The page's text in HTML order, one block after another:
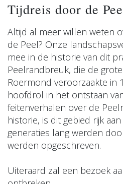
Tijdreis door de
Altijd al meer willen weten
de Peel? Onze
mee in de historie van dit
Peelrandbreuk, die de
Roermond veroorzaakte in
hoofdrol in het ontstaan
feitenverhalen over de
historie, is dit gebied rijk
generaties lang werden
werden opgeschreven.
Uiteraard zal een bezoek